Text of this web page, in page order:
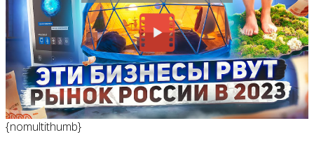
{nomultithumb}